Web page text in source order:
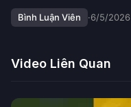
Bình Luận Viên ·6/5/2026
Video Liên Quan